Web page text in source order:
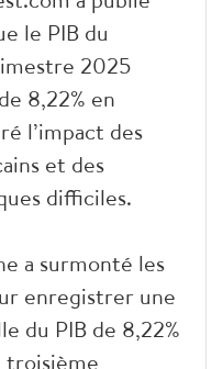
le PIB du
2025
8,22% en
l’impact des
et des
difficiles.
a surmonté les
enregistrer une
du PIB de 8,22%
troisième